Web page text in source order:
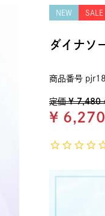
NEW SALE
ダイナ
商品番号
定価 ¥ 7,480
¥ 6,270